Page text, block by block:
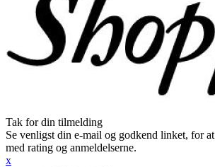
Tak for din tilmelding
Se venligst din e-mail og godkend linket, for
med rating og anmeldelserne.
x